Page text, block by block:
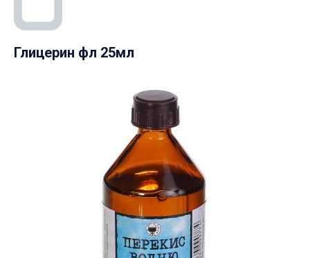
Глицерин фл 25мл